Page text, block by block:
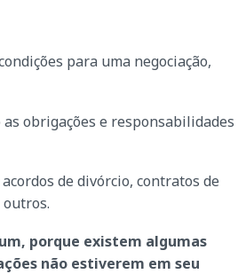
para uma negociação,
obrigações e responsabilidades
de divórcio, contratos de
porque existem algumas
não estiverem em seu